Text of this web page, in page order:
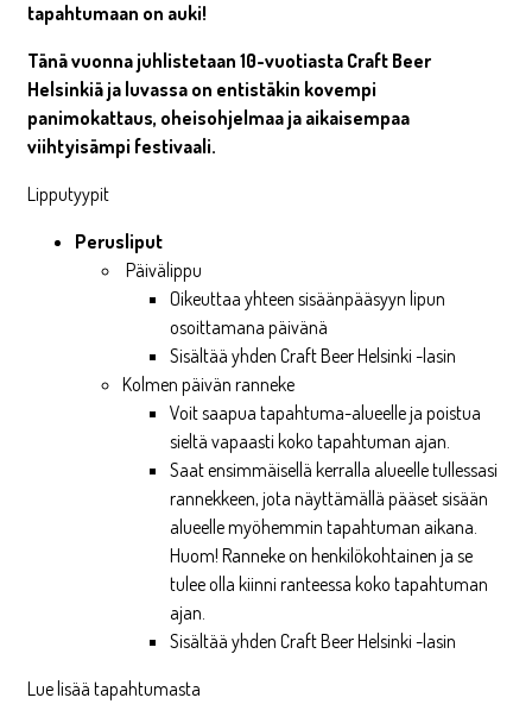
tapahtumaan on auki!
Tänä vuonna juhlistetaan 10-vuotiasta Craft Beer
Helsinkiä ja luvassa on entistäkin kovempi
panimokattaus, oheisohjelmaa ja aikaisempaa
viihtyisämpi festivaali.
Lipputyypit
Perusliput
Päivälippu
Oikeuttaa yhteen sisäänpääsyyn lipun
osoittamana päivänä
Sisältää yhden Craft Beer Helsinki -lasin
Kolmen päivän ranneke
Voit saapua tapahtuma-alueelle ja poistua
sieltä vapaasti koko tapahtuman ajan.
Saat ensimmäisellä kerralla alueelle tullessasi
rannekkeen, jota näyttämällä pääset sisään
alueelle myöhemmin tapahtuman aikana.
Huom! Ranneke on henkilökohtainen ja se
tulee olla kiinni ranteessa koko tapahtuman
ajan.
Sisältää yhden Craft Beer Helsinki -lasin
Lue lisää tapahtumasta